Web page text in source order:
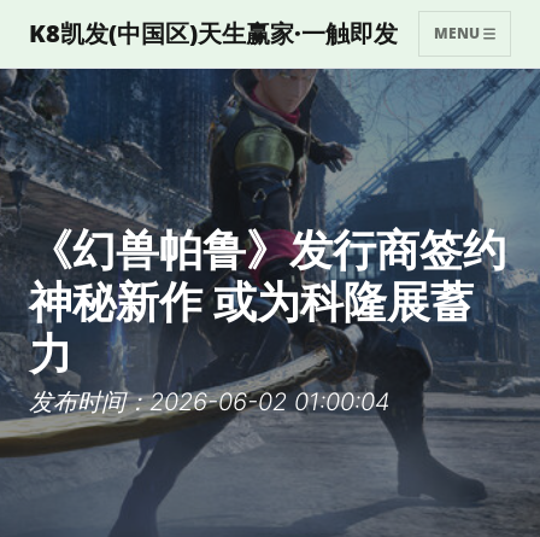
K8凯发(中国区)天生赢家·一触即发 MENU
《幻兽帕鲁》发行商签约
神秘新作 或为科隆展蓄
力
发布时间：2026-06-02 01:00:04